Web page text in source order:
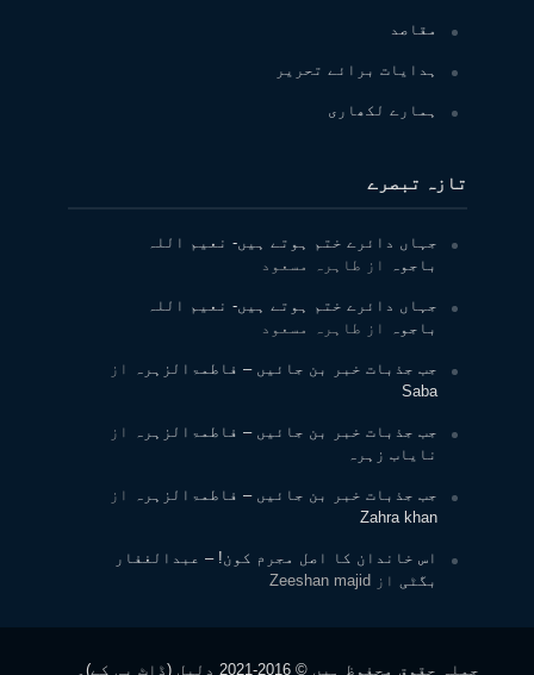
مقاصد
ہدایات برائے تحریر
ہمارے لکھاری
تازہ تبصرے
جہاں دائرے ختم ہوتے ہیں- نعیم اللہ
باجوہ
از طاہرہ مسعود
جہاں دائرے ختم ہوتے ہیں- نعیم اللہ
باجوہ
از طاہرہ مسعود
جب جذبات خبر بن جائیں – فاطمۃالزہرہ
از
Saba
جب جذبات خبر بن جائیں – فاطمۃالزہرہ
از
نایاب زہرہ
جب جذبات خبر بن جائیں – فاطمۃالزہرہ
از
Zahra khan
اس خاندان کا اصل مجرم کون! – عبدالغفار
بگٹی از Zeeshan majid
جملہ حقوق محفوظ ہیں © 2016-2021 دلیل (ڈاٹ پی کے)۔